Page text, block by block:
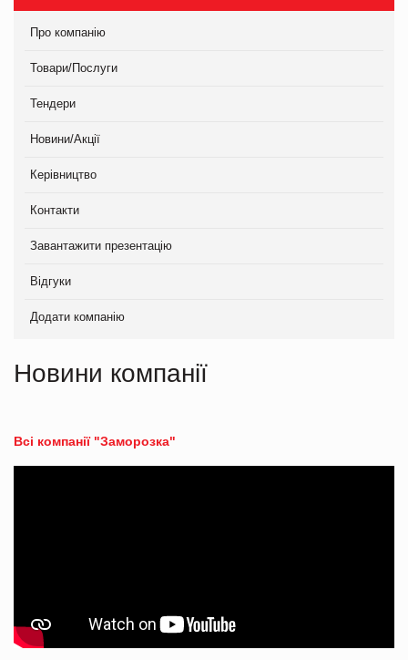
Про компанію
Товари/Послуги
Тендери
Новини/Акції
Керівництво
Контакти
Завантажити презентацію
Відгуки
Додати компанію
Новини компанії
Всі компанії "Заморозка"